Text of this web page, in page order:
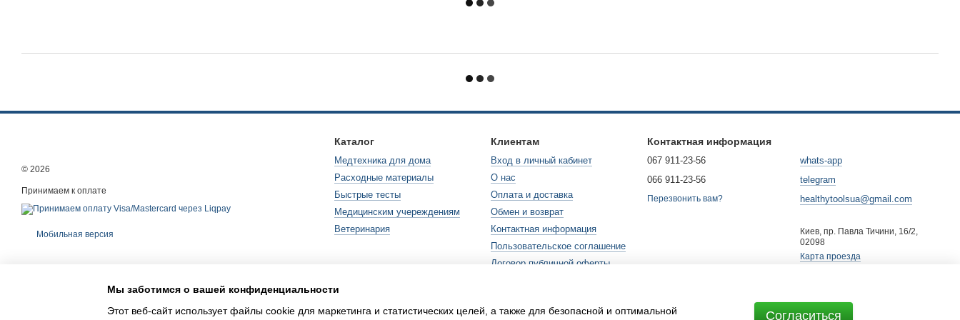
© 2026
Принимаем к оплате
Мобильная версия
Каталог
Медтехника для дома
Расходные материалы
Быстрые тесты
Медицинским учереждениям
Ветеринария
Клиентам
Вход в личный кабинет
О нас
Оплата и доставка
Обмен и возврат
Контактная информация
Пользовательское соглашение
Договор публичной оферты
Контактная информация
067 911-23-56
066 911-23-56
Перезвонить вам?
whats-app
telegram
healthytoolsua@gmail.com
Киев, пр. Павла Тичини, 16/2,
02098
Карта проезда
Мы заботимся о вашей конфиденциальности
Этот веб-сайт использует файлы cookie для маркетинга и статистических целей, а также для безопасной и оптимальной
Согласиться